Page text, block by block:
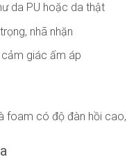
da PU hoặc da thật
nhã nhặn
giác ấm áp
foam có độ đàn hồi